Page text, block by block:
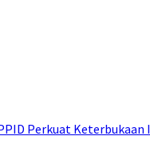
Perkuat